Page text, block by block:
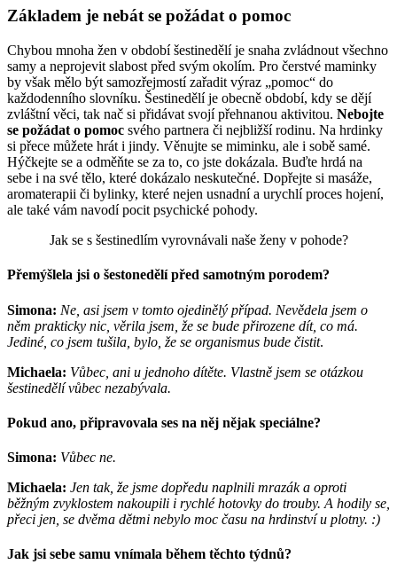
Základem je nebát se požádat o pomoc
Chybou mnoha žen v období šestinedělí je snaha zvládnout všechno
samy a neprojevit slabost před svým okolím. Pro čerstvé maminky
by však mělo být samozřejmostí zařadit výraz „pomoc“ do
každodenního slovníku. Šestinedělí je obecně období, kdy se dějí
zvláštní věci, tak nač si přidávat svojí přehnanou aktivitou. Nebojte
se požádat o pomoc svého partnera či nejbližší rodinu. Na hrdinky
si přece můžete hrát i jindy. Věnujte se miminku, ale i sobě samé.
Hýčkejte se a odměňte se za to, co jste dokázala. Buďte hrdá na
sebe i na své tělo, které dokázalo neskutečné. Dopřejte si masáže,
aromaterapii či bylinky, které nejen usnadní a urychlí proces hojení,
ale také vám navodí pocit psychické pohody.
Jak se s šestinedlím vyrovnávali naše ženy v pohode?
Přemýšlela jsi o šestonedělí před samotným porodem?
Simona: Ne, asi jsem v tomto ojedinělý případ. Nevědela jsem o
něm prakticky nic, věrila jsem, že se bude přirozene dít, co má.
Jediné, co jsem tušila, bylo, že se organismus bude čistit.
Michaela: Vůbec, ani u jednoho dítěte. Vlastně jsem se otázkou
šestinedělí vůbec nezabývala.
Pokud ano, připravovala ses na něj nějak speciálne?
Simona: Vůbec ne.
Michaela: Jen tak, že jsme dopředu naplnili mrazák a oproti
běžným zvyklostem nakoupili i rychlé hotovky do trouby. A hodily se,
přeci jen, se dvěma dětmi nebylo moc času na hrdinství u plotny. :)
Jak jsi sebe samu vnímala během těchto týdnů?